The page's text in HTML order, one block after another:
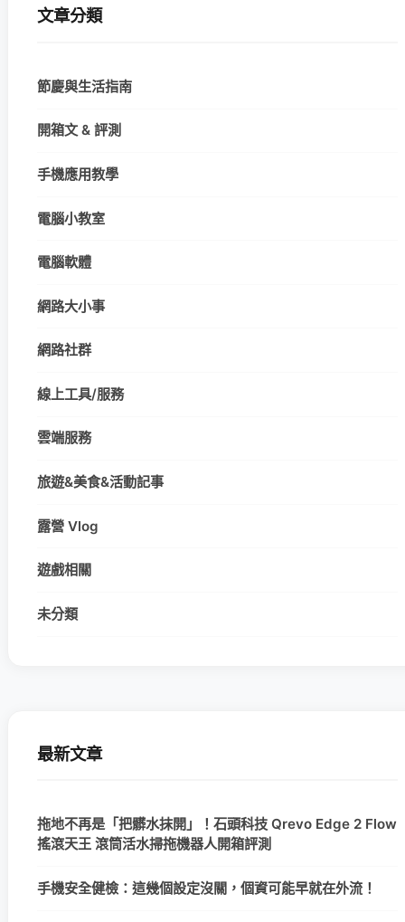
文章分類
節慶與生活指南
開箱文 & 評測
手機應用教學
電腦小教室
電腦軟體
網路大小事
網路社群
線上工具/服務
雲端服務
旅遊&美食&活動記事
露營 Vlog
遊戲相關
未分類
最新文章
拖地不再是「把髒水抹開」！石頭科技 Qrevo Edge 2 Flow
搖滾天王 滾筒活水掃拖機器人開箱評測
手機安全健檢：這幾個設定沒關，個資可能早就在外流！